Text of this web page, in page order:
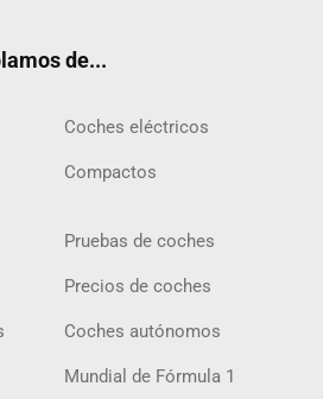
de...
Coches eléctricos
Compactos
Pruebas de coches
Precios de coches
Coches autónomos
Mundial de Fórmula 1